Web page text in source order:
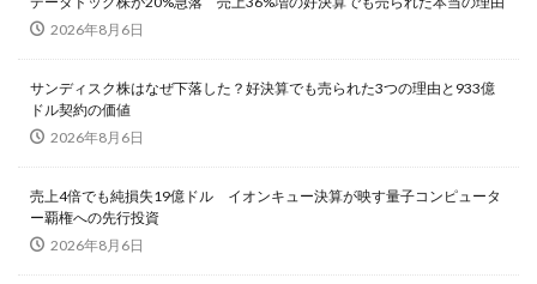
2026年8月6日
サンディスク株はなぜ下落した？好決算でも売られた3つの理由と933億
ドル契約の価値
2026年8月6日
売上4倍でも純損失19億ドル イオンキュー決算が映す量子コンピュータ
ー覇権への先行投資
2026年8月6日